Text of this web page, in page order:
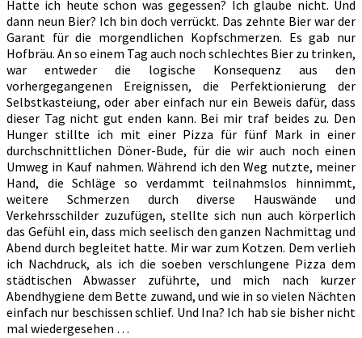
Hatte ich heute schon was gegessen? Ich glaube nicht. Und
dann neun Bier? Ich bin doch verrückt. Das zehnte Bier war der
Garant für die morgendlichen Kopfschmerzen. Es gab nur
Hofbräu. An so einem Tag auch noch schlechtes Bier zu trinken,
war entweder die logische Konsequenz aus den
vorhergegangenen Ereignissen, die Perfektionierung der
Selbstkasteiung, oder aber einfach nur ein Beweis dafür, dass
dieser Tag nicht gut enden kann. Bei mir traf beides zu. Den
Hunger stillte ich mit einer Pizza für fünf Mark in einer
durchschnittlichen Döner-Bude, für die wir auch noch einen
Umweg in Kauf nahmen. Während ich den Weg nutzte, meiner
Hand, die Schläge so verdammt teilnahmslos hinnimmt,
weitere Schmerzen durch diverse Hauswände und
Verkehrsschilder zuzufügen, stellte sich nun auch körperlich
das Gefühl ein, dass mich seelisch den ganzen Nachmittag und
Abend durch begleitet hatte. Mir war zum Kotzen. Dem verlieh
ich Nachdruck, als ich die soeben verschlungene Pizza dem
städtischen Abwasser zuführte, und mich nach kurzer
Abendhygiene dem Bette zuwand, und wie in so vielen Nächten
einfach nur beschissen schlief. Und Ina? Ich hab sie bisher nicht
mal wiedergesehen …